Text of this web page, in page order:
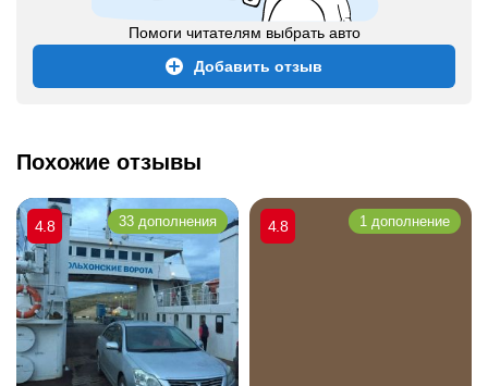
Помоги читателям выбрать авто
Добавить отзыв
Похожие отзывы
4.8 33 дополнения 4.8 1 дополнение